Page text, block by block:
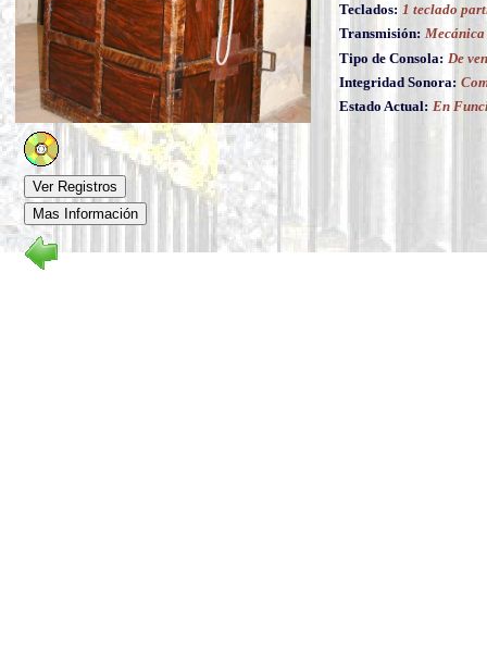
Teclados: 1 teclado
Transmisión: Mecánica
Tipo de Consola: De
Integridad Sonora:
Estado Actual: En